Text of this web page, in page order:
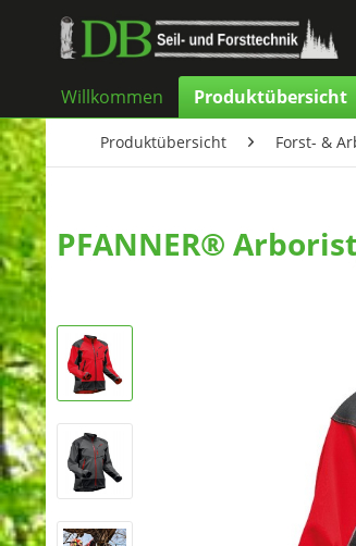
Willkommen Produktübersicht
Produktübersicht Forst- &
PFANNER®